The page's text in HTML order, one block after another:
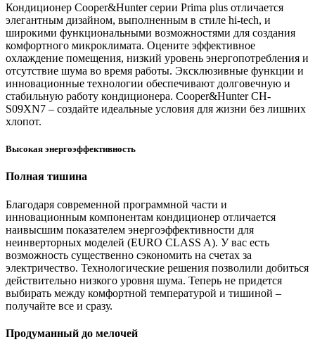
Кондиционер Cooper&Hunter серии Prima plus отличается
элегантным дизайном, выполненным в стиле hi-tech, и
широкими функциональными возможностями для создания
комфортного микроклимата. Оцените эффективное
охлаждение помещения, низкий уровень энергопотребления и
отсутствие шума во время работы. Эксклюзивные функции и
инновационные технологии обеспечивают долговечную и
стабильную работу кондиционера. Cooper&Hunter CH-
S09XN7 – создайте идеальные условия для жизни без лишних
хлопот.
Высокая энергоэффективность
Полная тишина
Благодаря современной программной части и
инновационным компонентам кондиционер отличается
наивысшим показателем энергоэффективности для
неинверторных моделей (EURO CLASS A). У вас есть
возможность существенно сэкономить на счетах за
электричество. Технологические решения позволили добиться
действительно низкого уровня шума. Теперь не придется
выбирать между комфортной температурой и тишиной –
получайте все и сразу.
Продуманный до мелочей